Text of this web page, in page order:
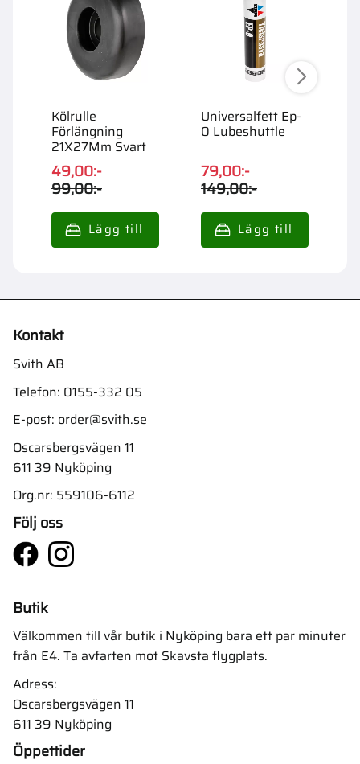
Kölrulle
Förlängning
21X27Mm Svart
49,00:-
99,00:-
Universalfett Ep-
0 Lubeshuttle
79,00:-
149,00:-
Kontakt
Svith AB
Telefon: 0155-332 05
E-post: order@svith.se
Oscarsbergsvägen 11
611 39 Nyköping
Org.nr: 559106-6112
Följ oss
Butik
Välkommen till vår butik i Nyköping bara ett par minuter
från E4. Ta avfarten mot Skavsta flygplats.
Adress:
Oscarsbergsvägen 11
611 39 Nyköping
Öppettider